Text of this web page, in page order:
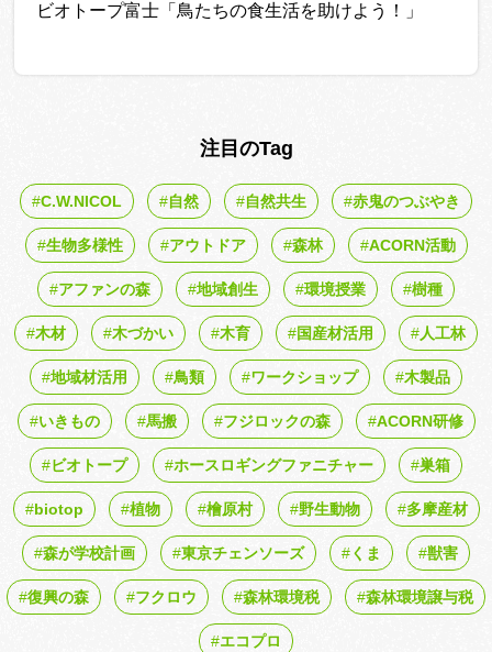
ビオトープ富士「鳥たちの食生活を助けよう！」
注目のTag
C.W.NICOL 自然 自然共生 赤鬼のつぶやき
生物多様性 アウトドア 森林 ACORN活動
アファンの森 地域創生 環境授業 樹種
木材 木づかい 木育 国産材活用 人工林
地域材活用 鳥類 ワークショップ 木製品
いきもの 馬搬 フジロックの森 ACORN研修
ビオトープ ホースロギングファニチャー 巣箱
biotop 植物 檜原村 野生動物 多摩産材
森が学校計画 東京チェンソーズ くま 獣害
復興の森 フクロウ 森林環境税 森林環境譲与税
エコプロ